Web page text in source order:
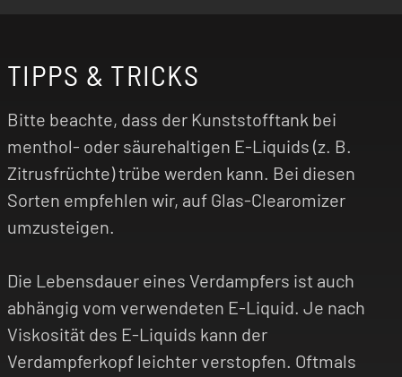
TIPPS & TRICKS
Bitte beachte, dass der Kunststofftank bei
menthol- oder säurehaltigen E-Liquids (z. B.
Zitrusfrüchte) trübe werden kann. Bei diesen
Sorten empfehlen wir, auf Glas-Clearomizer
umzusteigen.
Die Lebensdauer eines Verdampfers ist auch
abhängig vom verwendeten E-Liquid. Je nach
Viskosität des E-Liquids kann der
Verdampferkopf leichter verstopfen. Oftmals